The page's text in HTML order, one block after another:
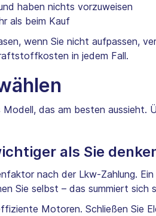
haben nichts vorzuweisen
als beim Kauf
wenn Sie nicht aufpassen,
in jedem Fall.
das am besten aussieht.
als Sie
nach der Lkw-Zahlung. Ein
Sie selbst – das summiert sich
Motoren. Schließen Sie